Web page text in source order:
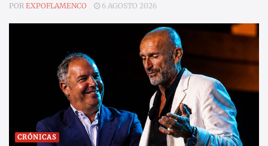
POR EXPOFLAMENCO 6 AGOSTO 2026
CRÓNICAS